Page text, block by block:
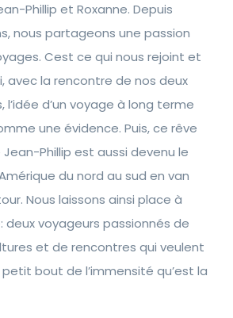
Phillip et Roxanne. Depuis
nous partageons une passion
Cest ce qui nous rejoint et
avec la rencontre de nos deux
d’un voyage à long terme
une évidence. Puis, ce rêve
Phillip est aussi devenu le
du nord au sud en van
Nous laissons ainsi place à
deux voyageurs passionnés de
et de rencontres qui veulent
petit bout de l’immensité qu’est la